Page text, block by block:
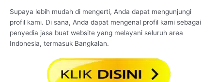
Supaya lebih mudah di mengerti, Anda dapat mengunjungi
profil kami. Di sana, Anda dapat mengenal profil kami sebagai
penyedia jasa buat website yang melayani seluruh area
Indonesia, termasuk Bangkalan.